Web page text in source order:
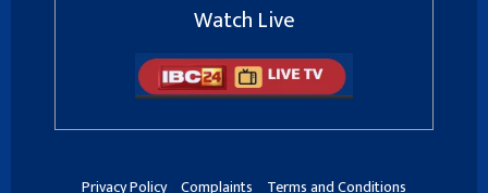
Watch Live
Privacy Policy Complaints Terms and Conditions